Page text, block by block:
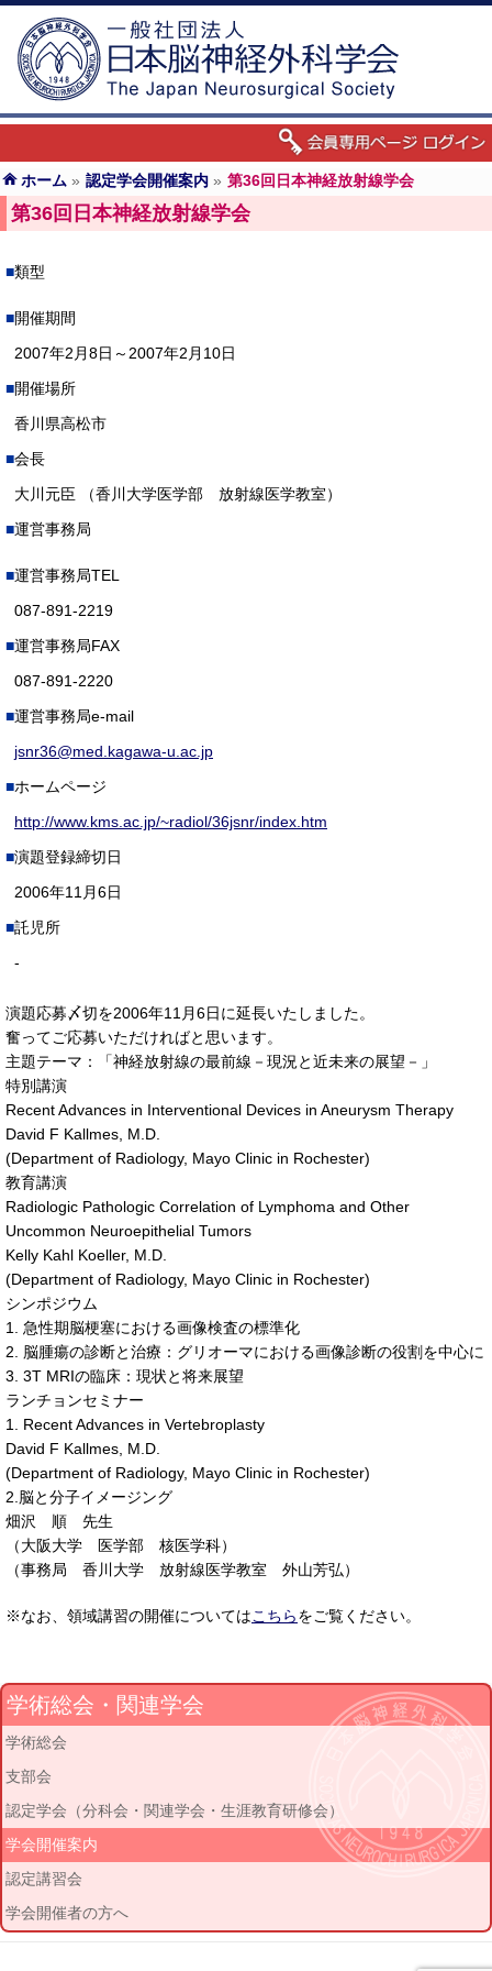
ホーム » 認定学会開催案内 » 第36回日本神経放射線学会
第36回日本神経放射線学会
類型
開催期間
2007年2月8日～2007年2月10日
開催場所
香川県高松市
会長
大川元臣 （香川大学医学部 放射線医学教室）
運営事務局
運営事務局TEL
087-891-2219
運営事務局FAX
087-891-2220
運営事務局e-mail
jsnr36@med.kagawa-u.ac.jp
ホームページ
http://www.kms.ac.jp/~radiol/36jsnr/index.htm
演題登録締切日
2006年11月6日
託児所
-
演題応募〆切を2006年11月6日に延長いたしました。
奮ってご応募いただければと思います。
主題テーマ：「神経放射線の最前線－現況と近未来の展望－」
特別講演
Recent Advances in Interventional Devices in Aneurysm Therapy
David F Kallmes, M.D.
(Department of Radiology, Mayo Clinic in Rochester)
教育講演
Radiologic Pathologic Correlation of Lymphoma and Other
Uncommon Neuroepithelial Tumors
Kelly Kahl Koeller, M.D.
(Department of Radiology, Mayo Clinic in Rochester)
シンポジウム
1. 急性期脳梗塞における画像検査の標準化
2. 脳腫瘍の診断と治療：グリオーマにおける画像診断の役割を中心に
3. 3T MRIの臨床：現状と将来展望
ランチョンセミナー
1. Recent Advances in Vertebroplasty
David F Kallmes, M.D.
(Department of Radiology, Mayo Clinic in Rochester)
2.脳と分子イメージング
畑沢 順 先生
（大阪大学 医学部 核医学科）
（事務局 香川大学 放射線医学教室 外山芳弘）
※なお、領域講習の開催についてはこちらをご覧ください。
学術総会・関連学会
学術総会
支部会
認定学会（分科会・関連学会・生涯教育研修会）
学会開催案内
認定講習会
学会開催者の方へ